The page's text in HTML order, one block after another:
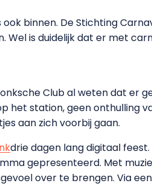
binnen. De Stichting
Wel is duidelijk dat er met
Club al weten dat er
het station, geen onthulling
aan zich voorbij gaan.
drie dagen lang digitaal
gepresenteerd. Met
over te brengen. Via